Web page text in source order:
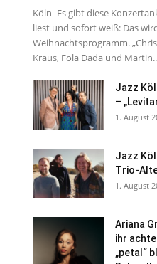
Köln- Es gibt diese
liest und sofort weiß: Das
Weihnachtsprogramm.
Kraus, Fola Dada und
Jazz
–
1. August
Jazz
Trio-
1. August
Ariana
ihr
„petal“